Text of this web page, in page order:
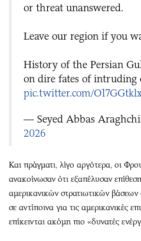
or threat unanswered.
Leave our region if you
History of the Persian
on dire fates of intruding
pic.twitter.com/
— Seyed Abbas
2026
Και πράγματι, λίγο αργότερα, οι
ανακοίνωσαν ότι εξαπέλυσαν
αμερικανικών στρατιωτικών
σε αντίποινα για τις αμερικανικές
επίκεινται ακόμη πιο «δυνατές